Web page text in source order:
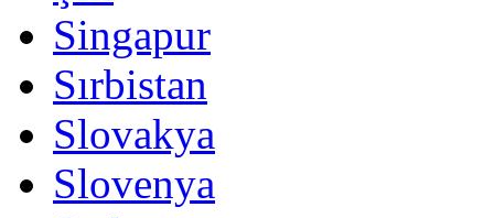
Singapur
Sırbistan
Slovakya
Slovenya